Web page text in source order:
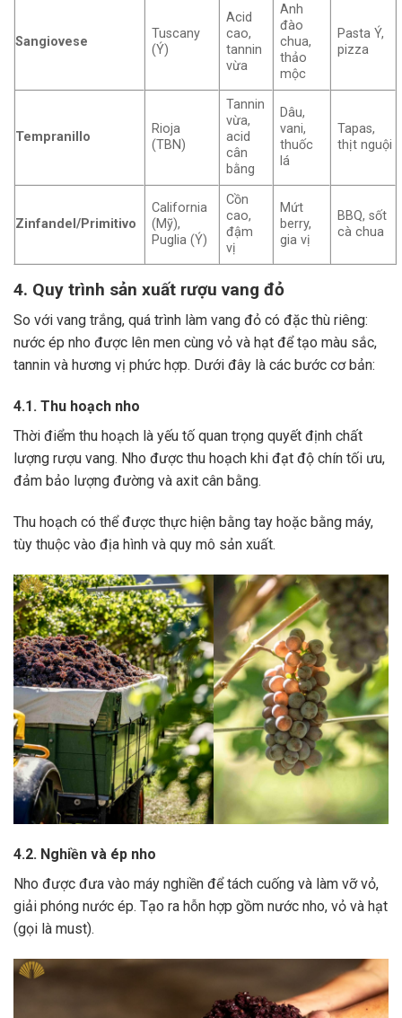
Sangiovese
Tuscany
(Ý)
Acid
cao,
tannin
vừa
Anh
đào
chua,
thảo
mộc
Pasta Ý,
pizza
Tempranillo
Rioja
(TBN)
Tannin
vừa,
acid
cân
bằng
Dâu,
vani,
thuốc
lá
Tapas,
thịt nguội
Zinfandel/Primitivo
California
(Mỹ),
Puglia (Ý)
Cồn
cao,
đậm
vị
Mứt
berry,
gia vị
BBQ, sốt
cà chua
4. Quy trình sản xuất rượu vang đỏ
So với vang trắng, quá trình làm vang đỏ có đặc thù riêng:
nước ép nho được lên men cùng vỏ và hạt để tạo màu sắc,
tannin và hương vị phức hợp. Dưới đây là các bước cơ bản:
4.1. Thu hoạch nho
Thời điểm thu hoạch là yếu tố quan trọng quyết định chất
lượng rượu vang. Nho được thu hoạch khi đạt độ chín tối ưu,
đảm bảo lượng đường và axit cân bằng.
Thu hoạch có thể được thực hiện bằng tay hoặc bằng máy,
tùy thuộc vào địa hình và quy mô sản xuất.
4.2. Nghiền và ép nho
Nho được đưa vào máy nghiền để tách cuống và làm vỡ vỏ,
giải phóng nước ép. Tạo ra hỗn hợp gồm nước nho, vỏ và hạt
(gọi là must).